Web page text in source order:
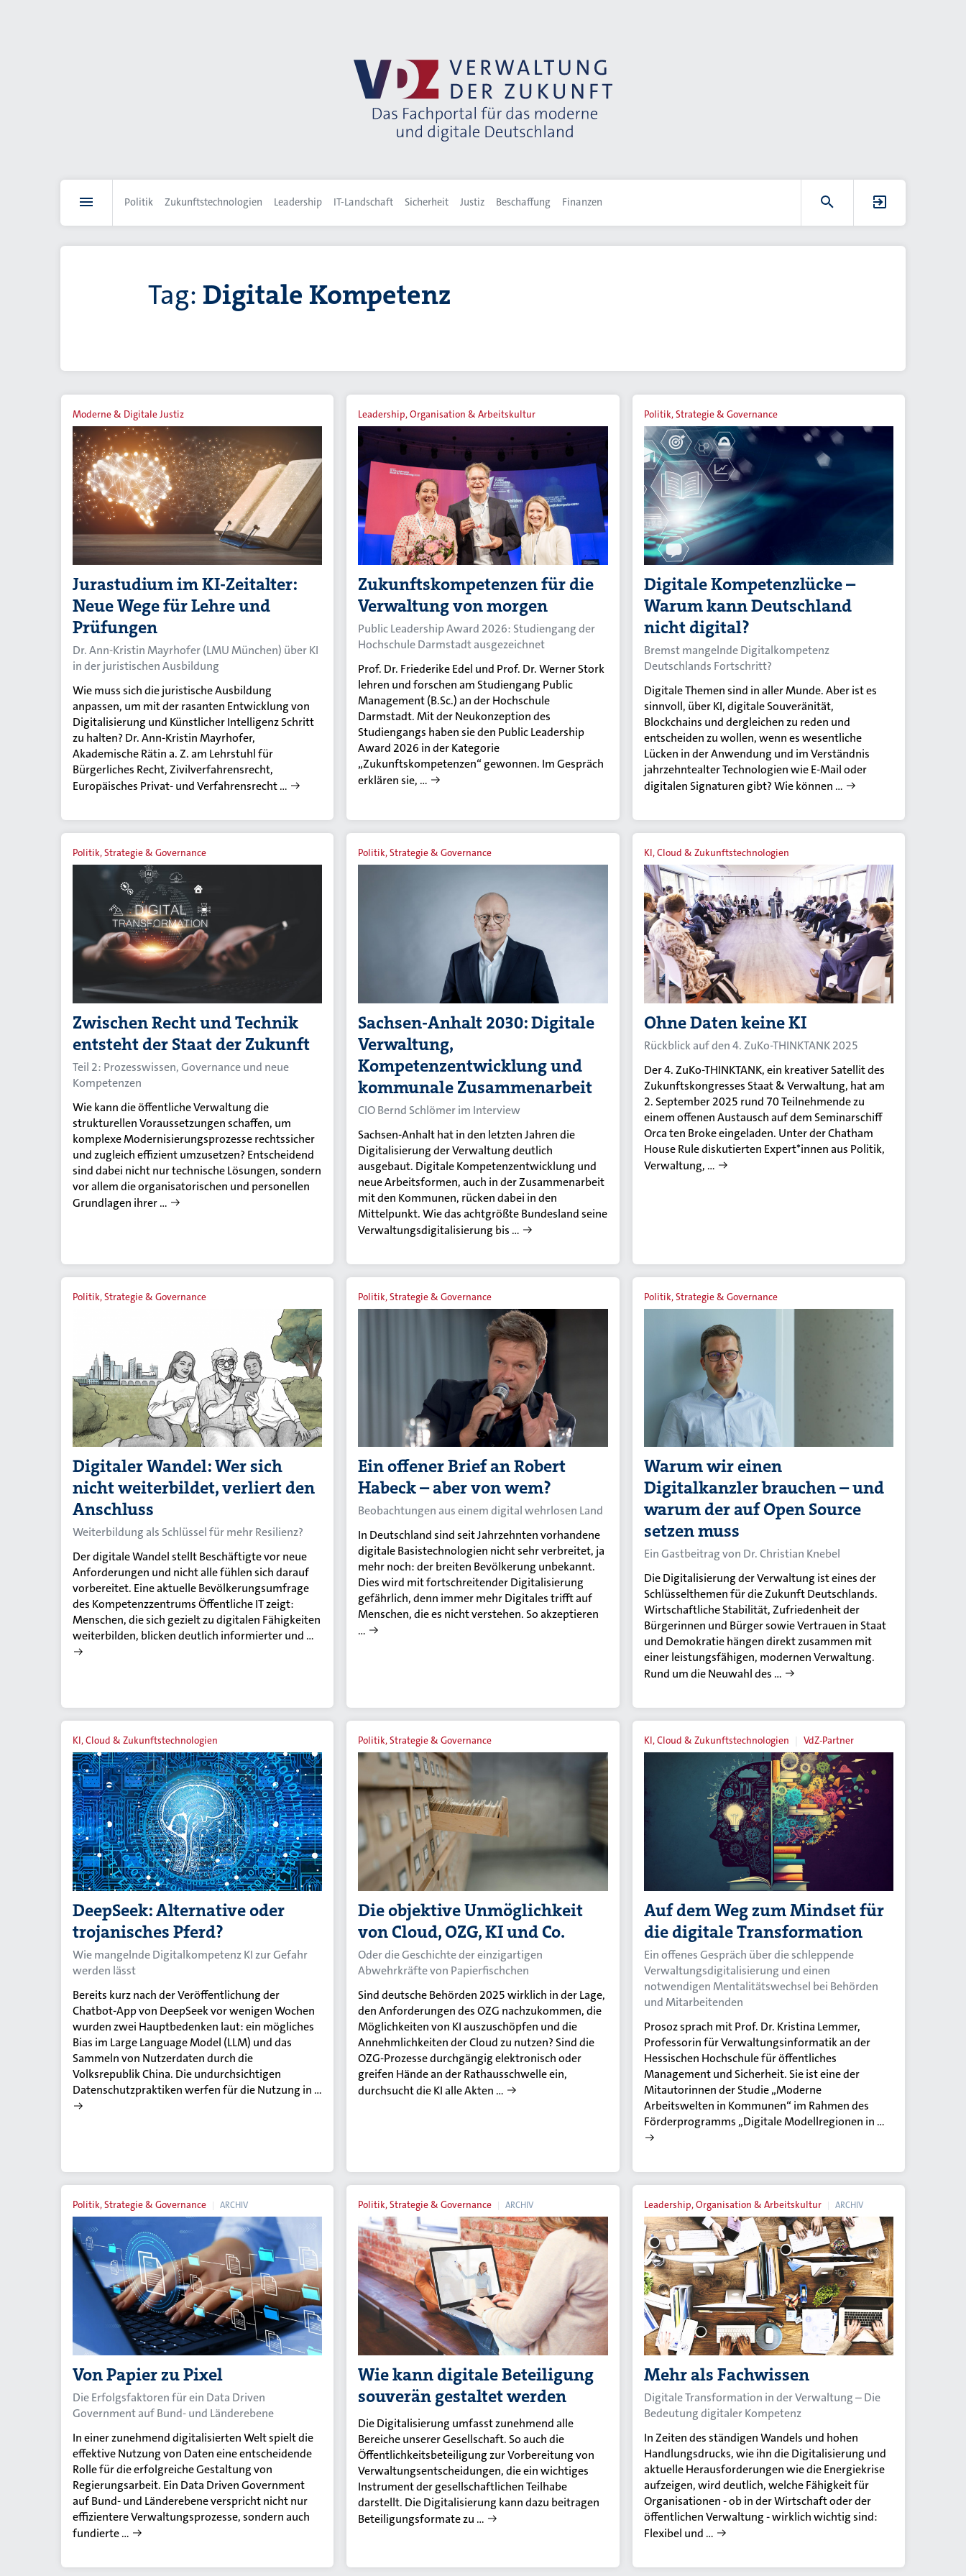
Politik Zukunftstechnologien Leadership IT-Landschaft Sicherheit Justiz Beschaffung Finanzen
Tag: Digitale Kompetenz
Moderne & Digitale Justiz
Jurastudium im KI-Zeitalter:
Neue Wege für Lehre und
Prüfungen
Dr. Ann-Kristin Mayrhofer (LMU München) über KI
in der juristischen Ausbildung
Wie muss sich die juristische Ausbildung
anpassen, um mit der rasanten Entwicklung von
Digitalisierung und Künstlicher Intelligenz Schritt
zu halten? Dr. Ann-Kristin Mayrhofer,
Akademische Rätin a. Z. am Lehrstuhl für
Bürgerliches Recht, Zivilverfahrensrecht,
Europäisches Privat- und Verfahrensrecht …
Leadership, Organisation & Arbeitskultur
Zukunftskompetenzen für die
Verwaltung von morgen
Public Leadership Award 2026: Studiengang der
Hochschule Darmstadt ausgezeichnet
Prof. Dr. Friederike Edel und Prof. Dr. Werner Stork
lehren und forschen am Studiengang Public
Management (B.Sc.) an der Hochschule
Darmstadt. Mit der Neukonzeption des
Studiengangs haben sie den Public Leadership
Award 2026 in der Kategorie
„Zukunftskompetenzen“ gewonnen. Im Gespräch
erklären sie, …
Politik, Strategie & Governance
Digitale Kompetenzlücke –
Warum kann Deutschland
nicht digital?
Bremst mangelnde Digitalkompetenz
Deutschlands Fortschritt?
Digitale Themen sind in aller Munde. Aber ist es
sinnvoll, über KI, digitale Souveränität,
Blockchains und dergleichen zu reden und
entscheiden zu wollen, wenn es wesentliche
Lücken in der Anwendung und im Verständnis
jahrzehntealter Technologien wie E-Mail oder
digitalen Signaturen gibt? Wie können …
Politik, Strategie & Governance
Zwischen Recht und Technik
entsteht der Staat der Zukunft
Teil 2: Prozesswissen, Governance und neue
Kompetenzen
Wie kann die öffentliche Verwaltung die
strukturellen Voraussetzungen schaffen, um
komplexe Modernisierungsprozesse rechtssicher
und zugleich effizient umzusetzen? Entscheidend
sind dabei nicht nur technische Lösungen, sondern
vor allem die organisatorischen und personellen
Grundlagen ihrer …
Politik, Strategie & Governance
Sachsen-Anhalt 2030: Digitale
Verwaltung,
Kompetenzentwicklung und
kommunale Zusammenarbeit
CIO Bernd Schlömer im Interview
Sachsen-Anhalt hat in den letzten Jahren die
Digitalisierung der Verwaltung deutlich
ausgebaut. Digitale Kompetenzentwicklung und
neue Arbeitsformen, auch in der Zusammenarbeit
mit den Kommunen, rücken dabei in den
Mittelpunkt. Wie das achtgrößte Bundesland seine
Verwaltungsdigitalisierung bis …
KI, Cloud & Zukunftstechnologien
Ohne Daten keine KI
Rückblick auf den 4. ZuKo-THINKTANK 2025
Der 4. ZuKo-THINKTANK, ein kreativer Satellit des
Zukunftskongresses Staat & Verwaltung, hat am
2. September 2025 rund 70 Teilnehmende zu
einem offenen Austausch auf dem Seminarschiff
Orca ten Broke eingeladen. Unter der Chatham
House Rule diskutierten Expert*innen aus Politik,
Verwaltung, …
Politik, Strategie & Governance
Digitaler Wandel: Wer sich
nicht weiterbildet, verliert den
Anschluss
Weiterbildung als Schlüssel für mehr Resilienz?
Der digitale Wandel stellt Beschäftigte vor neue
Anforderungen und nicht alle fühlen sich darauf
vorbereitet. Eine aktuelle Bevölkerungsumfrage
des Kompetenzzentrums Öffentliche IT zeigt:
Menschen, die sich gezielt zu digitalen Fähigkeiten
weiterbilden, blicken deutlich informierter und …
Politik, Strategie & Governance
Ein offener Brief an Robert
Habeck – aber von wem?
Beobachtungen aus einem digital wehrlosen Land
In Deutschland sind seit Jahrzehnten vorhandene
digitale Basistechnologien nicht sehr verbreitet, ja
mehr noch: der breiten Bevölkerung unbekannt.
Dies wird mit fortschreitender Digitalisierung
gefährlich, denn immer mehr Digitales trifft auf
Menschen, die es nicht verstehen. So akzeptieren
…
Politik, Strategie & Governance
Warum wir einen
Digitalkanzler brauchen – und
warum der auf Open Source
setzen muss
Ein Gastbeitrag von Dr. Christian Knebel
Die Digitalisierung der Verwaltung ist eines der
Schlüsselthemen für die Zukunft Deutschlands.
Wirtschaftliche Stabilität, Zufriedenheit der
Bürgerinnen und Bürger sowie Vertrauen in Staat
und Demokratie hängen direkt zusammen mit
einer leistungsfähigen, modernen Verwaltung.
Rund um die Neuwahl des …
KI, Cloud & Zukunftstechnologien
DeepSeek: Alternative oder
trojanisches Pferd?
Wie mangelnde Digitalkompetenz KI zur Gefahr
werden lässt
Bereits kurz nach der Veröffentlichung der
Chatbot-App von DeepSeek vor wenigen Wochen
wurden zwei Hauptbedenken laut: ein mögliches
Bias im Large Language Model (LLM) und das
Sammeln von Nutzerdaten durch die
Volksrepublik China. Die undurchsichtigen
Datenschutzpraktiken werfen für die Nutzung in …
Politik, Strategie & Governance
Die objektive Unmöglichkeit
von Cloud, OZG, KI und Co.
Oder die Geschichte der einzigartigen
Abwehrkräfte von Papierfischchen
Sind deutsche Behörden 2025 wirklich in der Lage,
den Anforderungen des OZG nachzukommen, die
Möglichkeiten von KI auszuschöpfen und die
Annehmlichkeiten der Cloud zu nutzen? Sind die
OZG-Prozesse durchgängig elektronisch oder
greifen Hände an der Rathausschwelle ein,
durchsucht die KI alle Akten …
KI, Cloud & Zukunftstechnologien VdZ-Partner
Auf dem Weg zum Mindset für
die digitale Transformation
Ein offenes Gespräch über die schleppende
Verwaltungsdigitalisierung und einen
notwendigen Mentalitätswechsel bei Behörden
und Mitarbeitenden
Prosoz sprach mit Prof. Dr. Kristina Lemmer,
Professorin für Verwaltungsinformatik an der
Hessischen Hochschule für öffentliches
Management und Sicherheit. Sie ist eine der
Mitautorinnen der Studie „Moderne
Arbeitswelten in Kommunen“ im Rahmen des
Förderprogramms „Digitale Modellregionen in …
Politik, Strategie & Governance ARCHIV
Von Papier zu Pixel
Die Erfolgsfaktoren für ein Data Driven
Government auf Bund- und Länderebene
In einer zunehmend digitalisierten Welt spielt die
effektive Nutzung von Daten eine entscheidende
Rolle für die erfolgreiche Gestaltung von
Regierungsarbeit. Ein Data Driven Government
auf Bund- und Länderebene verspricht nicht nur
effizientere Verwaltungsprozesse, sondern auch
fundierte …
Politik, Strategie & Governance ARCHIV
Wie kann digitale Beteiligung
souverän gestaltet werden
Die Digitalisierung umfasst zunehmend alle
Bereiche unserer Gesellschaft. So auch die
Öffentlichkeitsbeteiligung zur Vorbereitung von
Verwaltungsentscheidungen, die ein wichtiges
Instrument der gesellschaftlichen Teilhabe
darstellt. Die Digitalisierung kann dazu beitragen
Beteiligungsformate zu …
Leadership, Organisation & Arbeitskultur ARCHIV
Mehr als Fachwissen
Digitale Transformation in der Verwaltung – Die
Bedeutung digitaler Kompetenz
In Zeiten des ständigen Wandels und hohen
Handlungsdrucks, wie ihn die Digitalisierung und
aktuelle Herausforderungen wie die Energiekrise
aufzeigen, wird deutlich, welche Fähigkeit für
Organisationen - ob in der Wirtschaft oder der
öffentlichen Verwaltung - wirklich wichtig sind:
Flexibel und …